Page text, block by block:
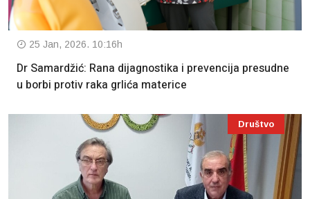
25 Jan, 2026. 10:16h
Dr Samardžić: Rana dijagnostika i prevencija presudne
u borbi protiv raka grlića materice
Društvo